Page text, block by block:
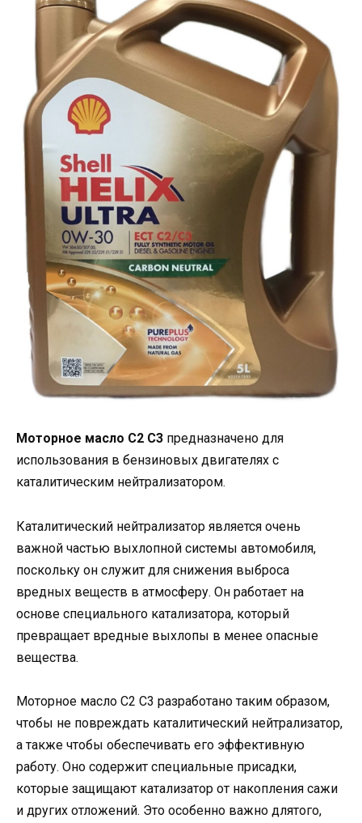
Моторное масло C2 C3 предназначено для
использования в бензиновых двигателях с
каталитическим нейтрализатором.
Каталитический нейтрализатор является очень
важной частью выхлопной системы автомобиля,
поскольку он служит для снижения выброса
вредных веществ в атмосферу. Он работает на
основе специального катализатора, который
превращает вредные выхлопы в менее опасные
вещества.
Моторное масло C2 C3 разработано таким образом,
чтобы не повреждать каталитический нейтрализатор,
а также чтобы обеспечивать его эффективную
работу. Оно содержит специальные присадки,
которые защищают катализатор от накопления сажи
и других отложений. Это особенно важно длятого,